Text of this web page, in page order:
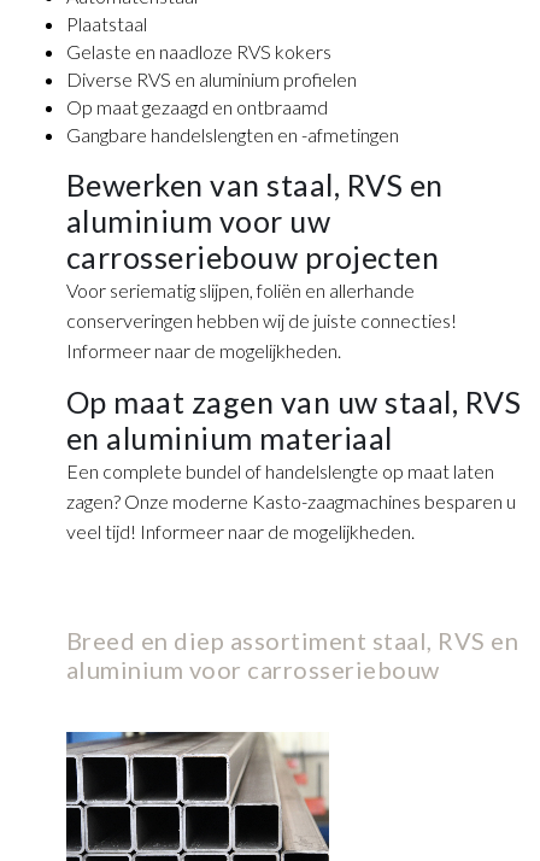
Plaatstaal
Gelaste en naadloze RVS kokers
Diverse RVS en aluminium profielen
Op maat gezaagd en ontbraamd
Gangbare handelslengten en -afmetingen
Bewerken van staal, RVS en
aluminium voor uw
carrosseriebouw projecten
Voor seriematig slijpen, foliën en allerhande
conserveringen hebben wij de juiste connecties!
Informeer naar de mogelijkheden.
Op maat zagen van uw staal, RVS
en aluminium materiaal
Een complete bundel of handelslengte op maat laten
zagen? Onze moderne Kasto-zaagmachines besparen u
veel tijd! Informeer naar de mogelijkheden.
Breed en diep assortiment staal, RVS en
aluminium voor carrosseriebouw